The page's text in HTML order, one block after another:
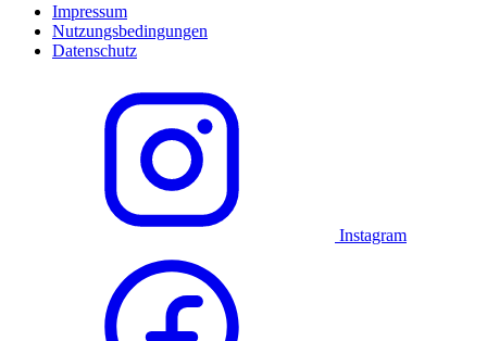
Impressum
Nutzungsbedingungen
Datenschutz
Instagram